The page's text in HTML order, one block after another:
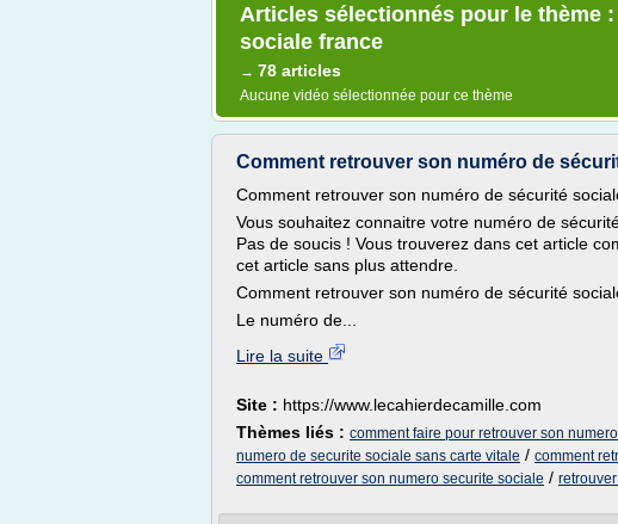
Articles sélectionnés pour le thème
sociale france
→ 78 articles
Aucune vidéo sélectionnée pour ce thème
Comment retrouver son numéro de
Comment retrouver son numéro de sécurité
Vous souhaitez connaitre votre numéro de
Pas de soucis ! Vous trouverez dans cet article
cet article sans plus attendre.
Comment retrouver son numéro de sécurité
Le numéro de...
Lire la suite
Site : https://www.lecahierdecamille.com
Thèmes liés : comment faire pour retrouver son
numero de securite sociale sans carte vitale / comment
comment retrouver son numero securite sociale /